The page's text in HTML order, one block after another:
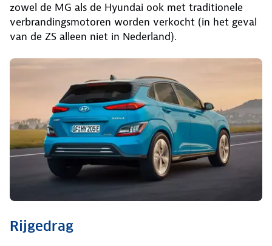
zowel de MG als de Hyundai ook met traditionele
verbrandingsmotoren worden verkocht (in het geval
van de ZS alleen niet in Nederland).
Rijgedrag